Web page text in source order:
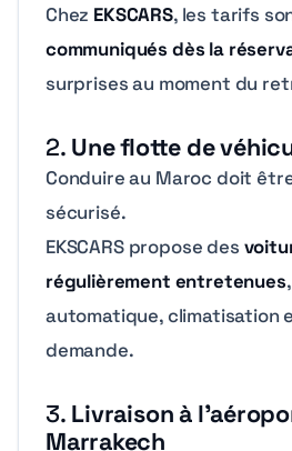
Chez EKSCARS, les tarifs
communiqués dès la
surprises au moment du
2. Une flotte de
Conduire au Maroc doit
sécurisé.
EKSCARS propose des
régulièrement entretenues
automatique, climatisation
demande.
3. Livraison à
Marrakech